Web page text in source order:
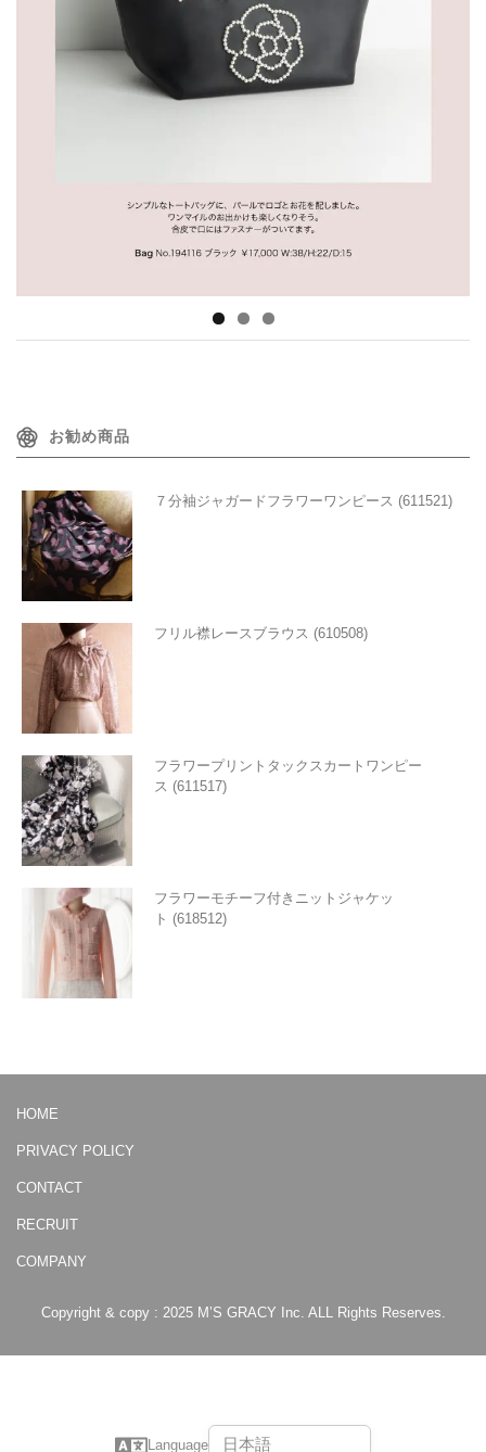
Language
お勧め商品
７分袖ジャガードフラワーワンピース (611521)
フリル襟レースブラウス (610508)
フラワープリントタックスカートワンピー
ス (611517)
フラワーモチーフ付きニットジャケッ
ト (618512)
HOME
PRIVACY POLICY
CONTACT
RECRUIT
COMPANY
Copyright & copy : 2025 M’S GRACY Inc. ALL Rights Reserves.